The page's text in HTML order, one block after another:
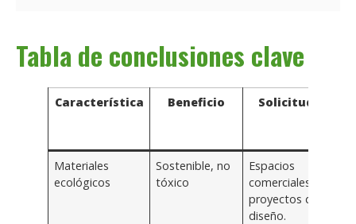
Tabla de conclusiones clave
Característica Beneficio Solicitud
Materiales
ecológicos
Sostenible, no
tóxico
Espacios
comerciales,
proyectos de
diseño.